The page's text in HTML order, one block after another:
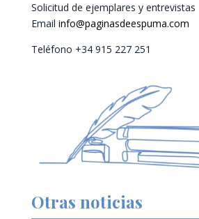
Solicitud de ejemplares y entrevistas
Email info@paginasdeespuma.com
Teléfono +34 915 227 251
Otras noticias